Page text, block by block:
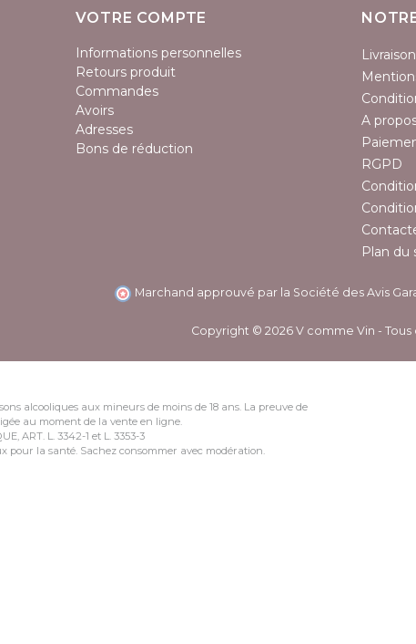
VOTRE COMPTE
Informations personnelles
Retours produit
Commandes
Avoirs
Adresses
Bons de réduction
A
RGPD
Plan du
Marchand approuvé par la Société des Avis
Copyright © 2026 V comme Vin - Tous
alcooliques aux mineurs de moins de 18 ans. La preuve de
au moment de la vente en ligne.
ART. L. 3342-1 et L. 3353-3
pour la santé. Sachez consommer avec modération.